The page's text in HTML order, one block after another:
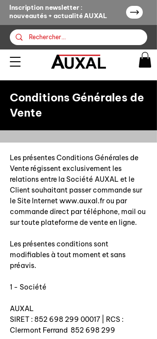
Inscription newsletter :
nouveautés + actualité AUXAL
Conditions Générales de
Vente
Les présentes Conditions Générales de
Vente régissent exclusivement les
relations entre la Société AUXAL et le
Client souhaitant passer commande sur
le Site Internetwww.auxal.frou par
commande direct par téléphone, mail ou
sur toute plateforme de vente en ligne.
Les présentes conditions sont
modifiables à tout moment et sans
préavis.
1 - Société
AUXAL
SIRET : 852 698 299 00017 | RCS :
Clermont Ferrand 852 698 299